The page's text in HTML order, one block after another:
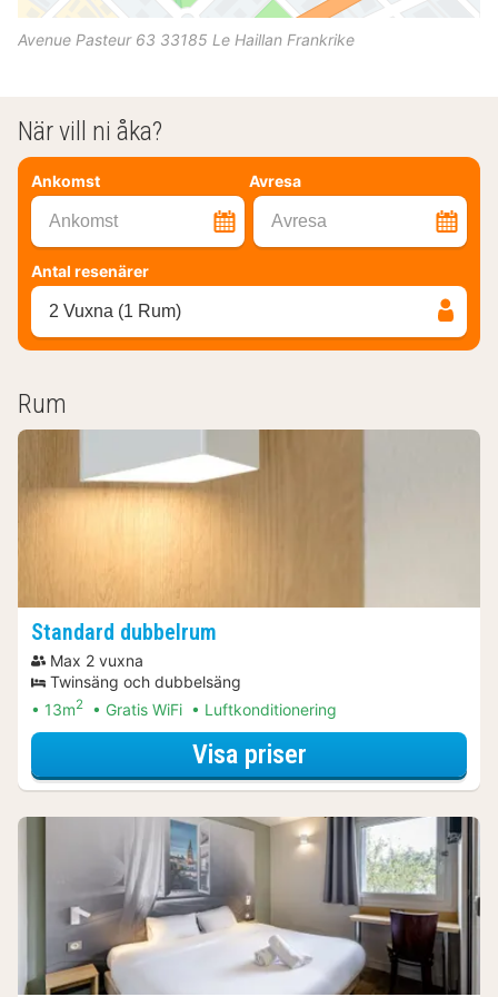
Avenue Pasteur 63 33185 Le Haillan Frankrike
När vill ni åka?
Ankomst Avresa
Ankomst Avresa
Antal resenärer
2 Vuxna (1 Rum)
Rum
Standard dubbelrum
Max 2 vuxna
Twinsäng och dubbelsäng
13m2 Gratis WiFi Luftkonditionering
Visa priserför Standard